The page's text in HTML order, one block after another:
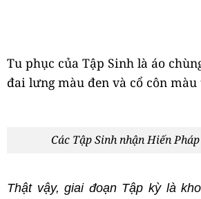
Tu phục của Tập Sinh là áo
đai lưng màu đen và cổ côn màu
Các Tập Sinh nhận Hiến
Thật vậy, giai đoạn Tập kỳ là